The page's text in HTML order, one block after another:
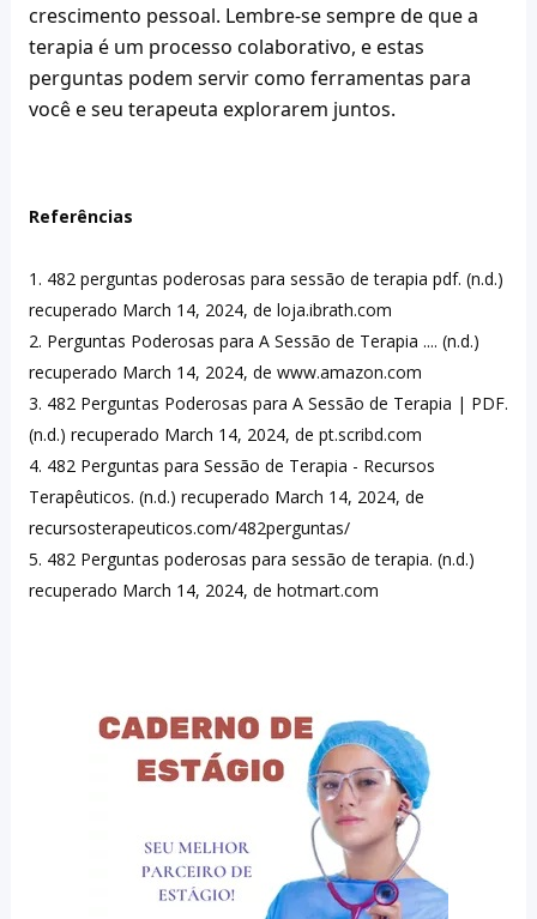
crescimento pessoal. Lembre-se sempre de que a
terapia é um processo colaborativo, e estas
perguntas podem servir como ferramentas para
você e seu terapeuta explorarem juntos.
Referências
1. 482 perguntas poderosas para sessão de terapia pdf. (n.d.)
recuperado March 14, 2024, de loja.ibrath.com
2. Perguntas Poderosas para A Sessão de Terapia .... (n.d.)
recuperado March 14, 2024, de www.amazon.com
3. 482 Perguntas Poderosas para A Sessão de Terapia | PDF.
(n.d.) recuperado March 14, 2024, de pt.scribd.com
4. 482 Perguntas para Sessão de Terapia - Recursos
Terapêuticos. (n.d.) recuperado March 14, 2024, de
recursosterapeuticos.com/482perguntas/
5. 482 Perguntas poderosas para sessão de terapia. (n.d.)
recuperado March 14, 2024, de hotmart.com